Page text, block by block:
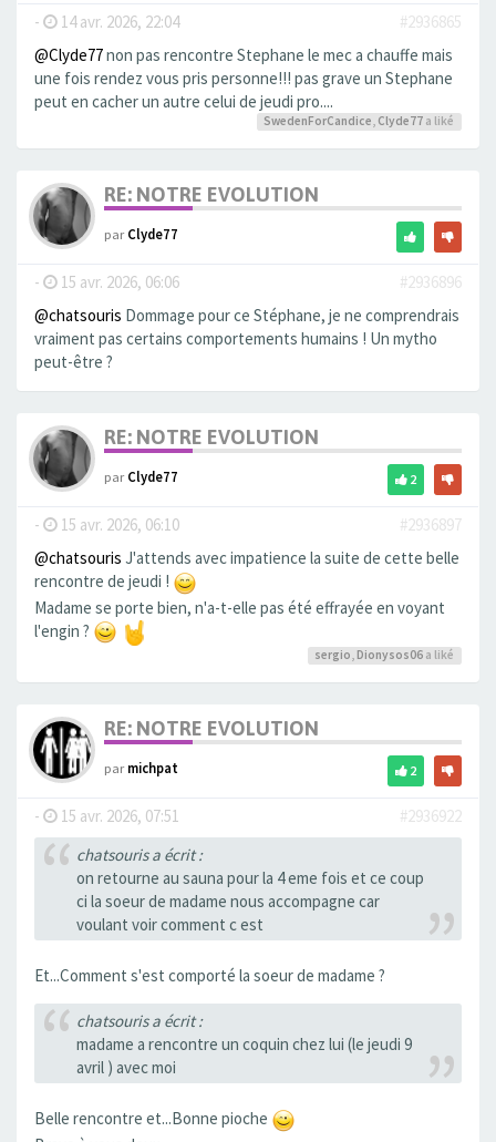
- 14 avr. 2026, 22:04
#2936865
@Clyde77non pas rencontre Stephane le mec a chauffe mais
une fois rendez vous pris personne!!! pas grave un Stephane
peut en cacher un autre celui de jeudi pro....
SwedenForCandice, Clyde77 a liké
RE: NOTRE EVOLUTION
parClyde77
- 15 avr. 2026, 06:06
#2936896
@chatsouris Dommage pour ce Stéphane, je ne comprendrais
vraiment pas certains comportements humains ! Un mytho
peut-être ?
RE: NOTRE EVOLUTION
parClyde77 2
- 15 avr. 2026, 06:10
#2936897
@chatsouris J'attends avec impatience la suite de cette belle
rencontre de jeudi !
Madame se porte bien, n'a-t-elle pas été effrayée en voyant
l'engin ?
sergio, Dionysos06 a liké
RE: NOTRE EVOLUTION
parmichpat 2
- 15 avr. 2026, 07:51
#2936922
chatsouris a écrit :
on retourne au sauna pour la 4 eme fois et ce coup
ci la soeur de madame nous accompagne car
voulant voir comment c est
Et...Comment s'est comporté la soeur de madame ?
chatsouris a écrit :
madame a rencontre un coquin chez lui (le jeudi 9
avril ) avec moi
Belle rencontre et...Bonne pioche